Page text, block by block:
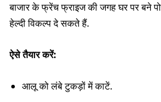
बाजार के फ्रेंच फ्राइज की जगह घर पर बने
हेल्दी विकल्प दे सकते हैं.
ऐसे तैयार करें:
आलू को लंबे टुकड़ों में काटें.